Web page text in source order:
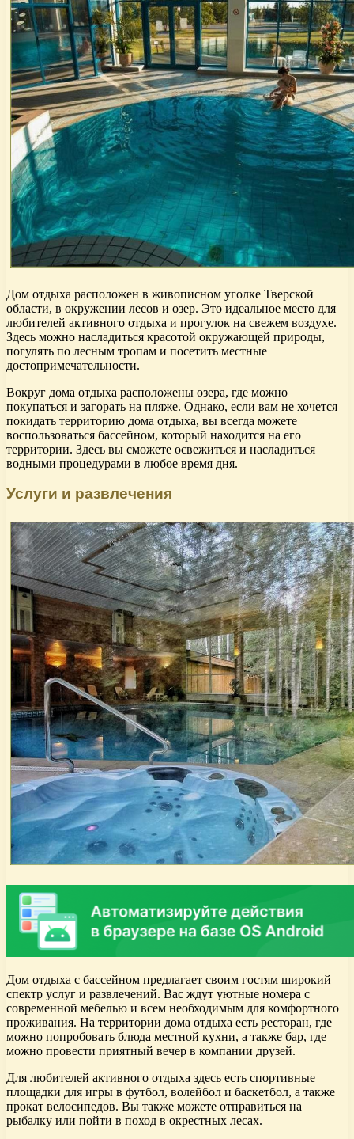
Дом отдыха расположен в живописном уголке Тверской
области, в окружении лесов и озер. Это идеальное место для
любителей активного отдыха и прогулок на свежем воздухе.
Здесь можно насладиться красотой окружающей природы,
погулять по лесным тропам и посетить местные
достопримечательности.
Вокруг дома отдыха расположены озера, где можно
покупаться и загорать на пляже. Однако, если вам не хочется
покидать территорию дома отдыха, вы всегда можете
воспользоваться бассейном, который находится на его
территории. Здесь вы сможете освежиться и насладиться
водными процедурами в любое время дня.
Услуги и развлечения
Дом отдыха с бассейном предлагает своим гостям широкий
спектр услуг и развлечений. Вас ждут уютные номера с
современной мебелью и всем необходимым для комфортного
проживания. На территории дома отдыха есть ресторан, где
можно попробовать блюда местной кухни, а также бар, где
можно провести приятный вечер в компании друзей.
Для любителей активного отдыха здесь есть спортивные
площадки для игры в футбол, волейбол и баскетбол, а также
прокат велосипедов. Вы также можете отправиться на
рыбалку или пойти в поход в окрестных лесах.